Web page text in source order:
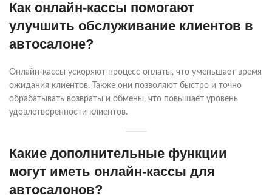
Как онлайн-кассы помогают
улучшить обслуживание клиентов в
автосалоне?
Онлайн-кассы ускоряют процесс оплаты, что уменьшает время
ожидания клиентов. Также они позволяют быстро и точно
обрабатывать возвраты и обмены, что повышает уровень
удовлетворенности клиентов.
Какие дополнительные функции
могут иметь онлайн-кассы для
автосалонов?